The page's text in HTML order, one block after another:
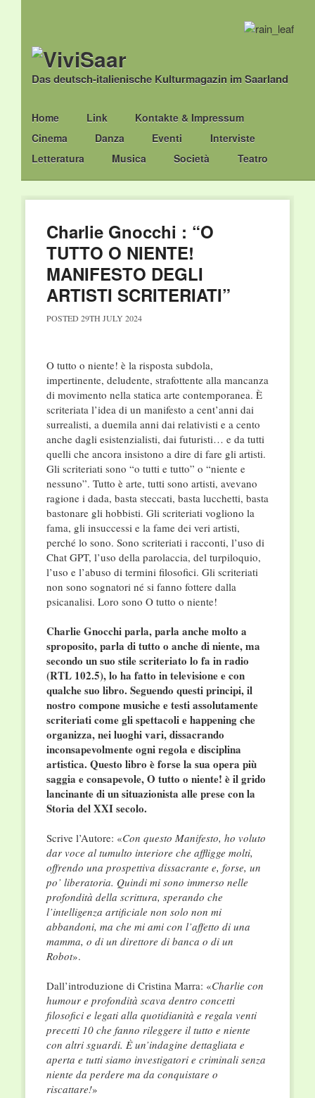
Das deutsch-italienische Kulturmagazin im Saarland
Main menu
Skip
to
content
Home Link
Kontakte & Impressum
Cinema
Danza Eventi
Interviste
Letteratura
Musica Società Teatro
Charlie Gnocchi : “O
TUTTO O NIENTE!
MANIFESTO DEGLI
ARTISTI SCRITERIATI”
POSTED 29TH JULY 2024
O tutto o niente! è la risposta subdola,
impertinente, deludente, strafottente alla mancanza
di movimento nella statica arte contemporanea. È
scriteriata l’idea di un manifesto a cent’anni dai
surrealisti, a duemila anni dai relativisti e a cento
anche dagli esistenzialisti, dai futuristi… e da tutti
quelli che ancora insistono a dire di fare gli artisti.
Gli scriteriati sono “o tutti e tutto” o “niente e
nessuno”. Tutto è arte, tutti sono artisti, avevano
ragione i dada, basta steccati, basta lucchetti, basta
bastonare gli hobbisti. Gli scriteriati vogliono la
fama, gli insuccessi e la fame dei veri artisti,
perché lo sono. Sono scriteriati i racconti, l’uso di
Chat GPT, l’uso della parolaccia, del turpiloquio,
l’uso e l’abuso di termini filosofici. Gli scriteriati
non sono sognatori né si fanno fottere dalla
psicanalisi. Loro sono O tutto o niente!
Charlie Gnocchi parla, parla anche molto a
sproposito, parla di tutto o anche di niente, ma
secondo un suo stile scriteriato lo fa in radio
(RTL 102.5), lo ha fatto in televisione e con
qualche suo libro. Seguendo questi principi, il
nostro compone musiche e testi assolutamente
scriteriati come gli spettacoli e happening che
organizza, nei luoghi vari, dissacrando
inconsapevolmente ogni regola e disciplina
artistica. Questo libro è forse la sua opera più
saggia e consapevole, O tutto o niente! è il grido
lancinante di un situazionista alle prese con la
Storia del XXI secolo.
Scrive l’Autore: «Con questo Manifesto, ho voluto
dar voce al tumulto interiore che affligge molti,
offrendo una prospettiva dissacrante e, forse, un
po’ liberatoria. Quindi mi sono immerso nelle
profondità della scrittura, sperando che
l’intelligenza artificiale non solo non mi
abbandoni, ma che mi ami con l’affetto di una
mamma, o di un direttore di banca o di un
Robot».
Dall’introduzione di Cristina Marra: «Charlie con
humour e profondità scava dentro concetti
filosofici e legati alla quotidianità e regala venti
precetti 10 che fanno rileggere il tutto e niente
con altri sguardi. È un’indagine dettagliata e
aperta e tutti siamo investigatori e criminali senza
niente da perdere ma da conquistare o
riscattare!»